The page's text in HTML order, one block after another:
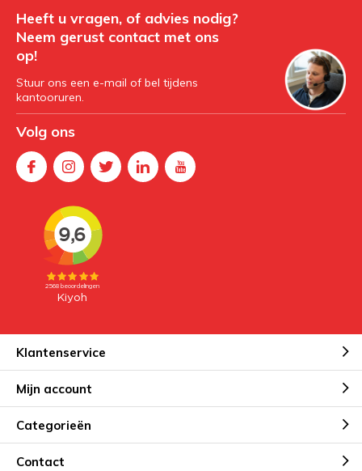
Heeft u vragen, of advies nodig?
Neem gerust contact met ons
op!
Stuur ons een e-mail of bel tijdens
kantooruren.
Volg ons
Klantenservice
Mijn account
Categorieën
Contact